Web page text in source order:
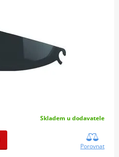
Skladem u dodavatele
Porovnat